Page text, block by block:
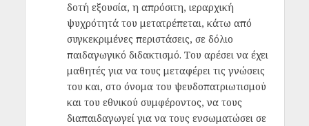
δοτή εξουσία, η απρόσιτη, ιεραρχική
ψυχρότητά του μετατρέπεται, κάτω από
συγκεκριμένες περιστάσεις, σε δόλιο
παιδαγωγικό διδακτισμό. Του αρέσει να έχει
μαθητές για να τους μεταφέρει τις γνώσεις
του και, στο όνομα του ψευδοπατριωτισμού
και του εθνικού συμφέροντος, να τους
διαπαιδαγωγεί για να τους ενσωματώσει σε